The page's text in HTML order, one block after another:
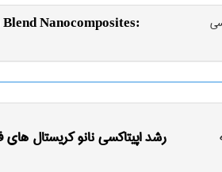
Nanocomposites:
رشد اپیتاکسی نانو کریستال